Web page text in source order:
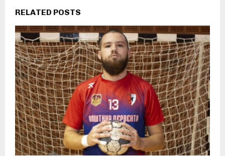
RELATED POSTS